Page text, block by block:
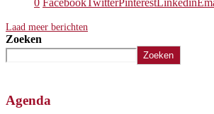
Laad meer berichten
Zoeken
Zoeken
Agenda